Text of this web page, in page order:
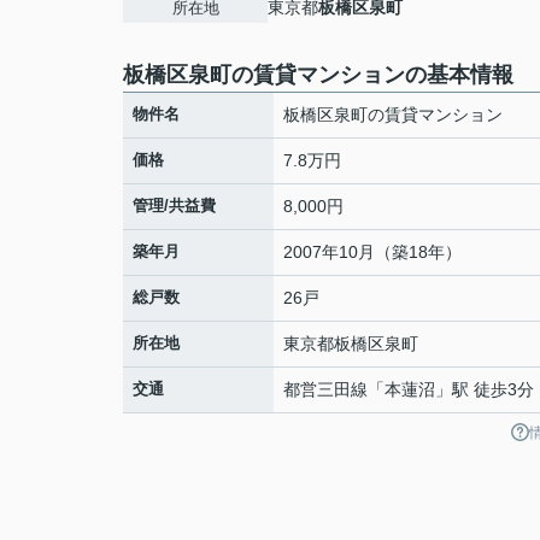
所在地 東京都板橋区泉町
板橋区泉町の賃貸マンションの基本情報
物件名 板橋区泉町の賃貸マンション
価格 7.8万円
管理/共益費 8,000円
築年月 2007年10月（築18年）
総戸数 26戸
所在地 東京都板橋区泉町
交通 都営三田線 「本蓮沼 」駅 徒歩3分